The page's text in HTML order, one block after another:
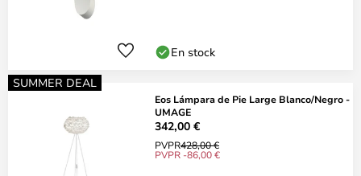
En stock
SUMMER DEAL
Eos Lámpara de Pie Large Blanco/Negro -
UMAGE
342,00 €
PVPR428,00 €
PVPR -86,00 €